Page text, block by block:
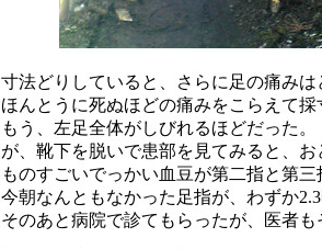
寸法どりしていると、さらに足の痛みは
ほんとうに死ぬほどの痛みをこらえて
もう、左足全体がしびれるほどだった。
が、靴下を脱いで患部を見てみると、
ものすごいでっかい血豆が第二指と第
今朝なんともなかった足指が、わずか
そのあと病院で診てもらったが、医者